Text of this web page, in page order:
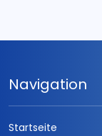
Navigation
Startseite